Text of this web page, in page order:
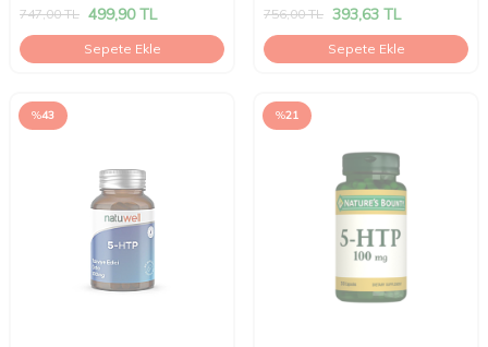
747,00TL 499,90TL
Sepete Ekle
756,00TL 393,63 TL
Sepete Ekle
%43 %21